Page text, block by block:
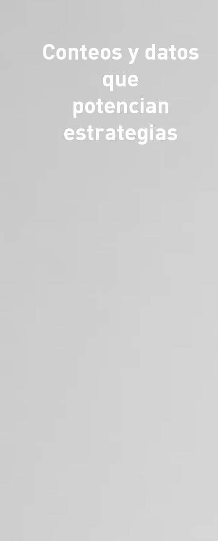
Conteos y datos
que
potencian
estrategias